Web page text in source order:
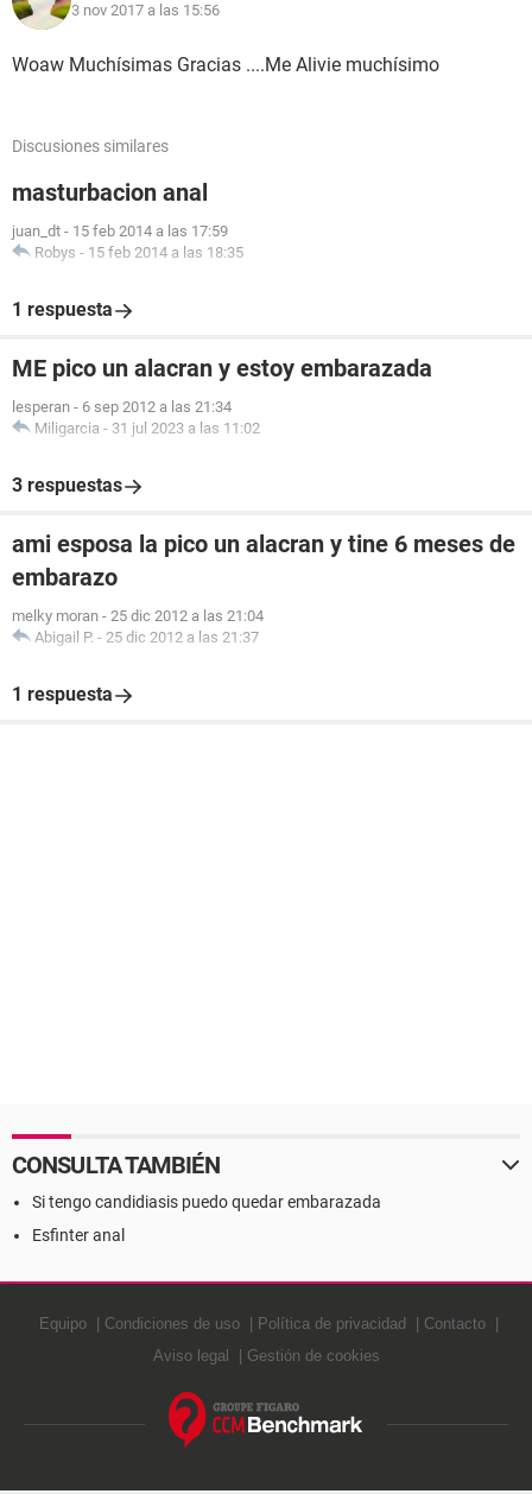
3 nov 2017 a las 15:56
Woaw Muchísimas Gracias ....Me Alivie muchísimo
Discusiones similares
masturbacion anal
juan_dt - 15 feb 2014 a las 17:59
Robys - 15 feb 2014 a las 18:35
1 respuesta
ME pico un alacran y estoy embarazada
lesperan - 6 sep 2012 a las 21:34
Miligarcia - 31 jul 2023 a las 11:02
3 respuestas
ami esposa la pico un alacran y tine 6 meses de
embarazo
melky moran - 25 dic 2012 a las 21:04
Abigail P. - 25 dic 2012 a las 21:37
1 respuesta
CONSULTA TAMBIÉN
Si tengo candidiasis puedo quedar embarazada
Esfinter anal
Equipo Condiciones de uso Política de privacidad
Contacto
Aviso legal
Gestión de cookies